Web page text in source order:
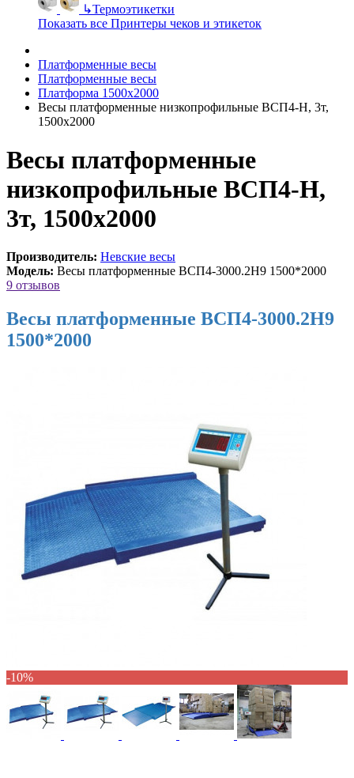
↳Термоэтикетки
Показать все Принтеры чеков и этикеток
Платформенные весы
Платформенные весы
Платформа 1500х2000
Весы платформенные низкопрофильные ВСП4-Н, 3т,
1500х2000
Весы платформенные
низкопрофильные ВСП4-Н,
3т, 1500х2000
Производитель: Невские весы
Модель: Весы платформенные ВСП4-3000.2Н9 1500*2000
9 отзывов
Весы платформенные ВСП4-3000.2Н9
1500*2000
-10%